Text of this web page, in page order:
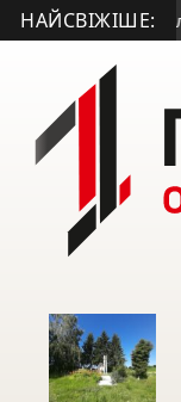
НАЙСВІЖІШЕ:
пам’яті